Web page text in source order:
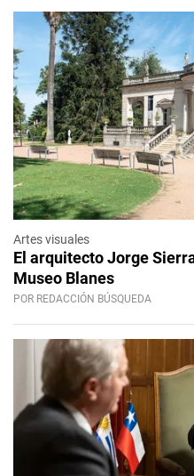
Artes visuales
El arquitecto Jorge
Museo Blanes
POR REDACCIÓN BÚSQUEDA